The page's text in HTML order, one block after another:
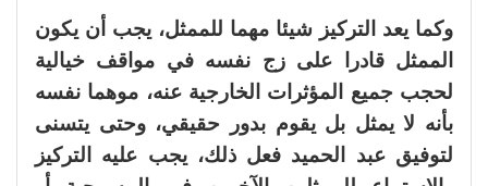
وكما يعد التركيز شيئا مهما للممثل، يجب أن يكون
الممثل قادرا على زج نفسه في مواقف خيالية
لحجب جميع المؤثرات الخارجية عنه، موهما نفسه
بأنه لا يمثل بل يقوم بدور حقيقي، وحتى يتسنى
لتوفيق عبد الحميد فعل ذلك، يجب عليه التركيز